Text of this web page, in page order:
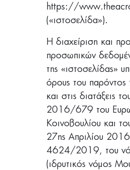
https://
(«ιστοσελίδα»).
Η διαχείριση και
προσωπικών
της «ιστοσελίδας»
όρους του παρόντος
και στις διατάξεις
2016/679 του
Κοινοβουλίου και
27ης Απριλίου
4624/2019, του
(ιδρυτικός νόμος